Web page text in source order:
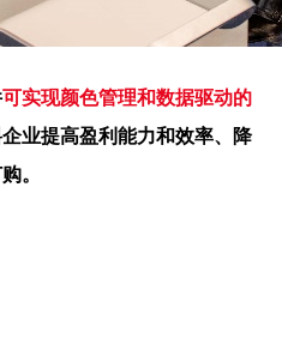
可实现颜色管理和数据驱动的
企业提高盈利能力和效率、降
。